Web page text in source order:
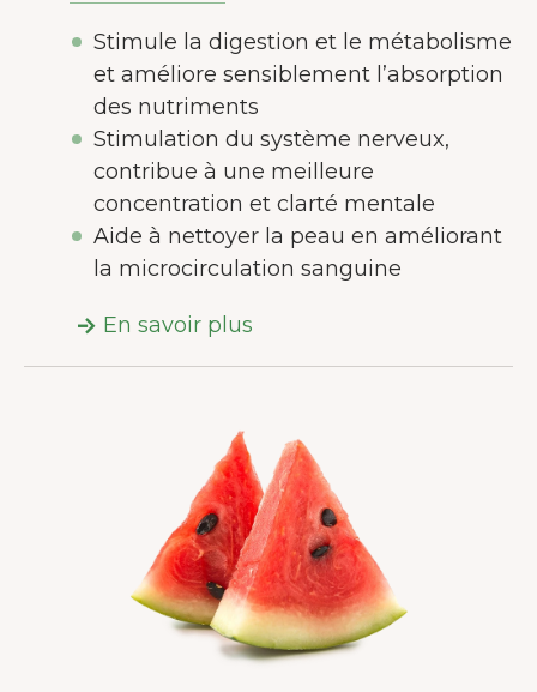
Stimule la digestion et le métabolisme
et améliore sensiblement l’absorption
des nutriments
Stimulation du système nerveux,
contribue à une meilleure
concentration et clarté mentale
Aide à nettoyer la peau en améliorant
la microcirculation sanguine
En savoir plus